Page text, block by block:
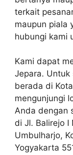
terkait
maupun piala
hubungi kami
Kami dapat
Jepara. Untuk
berada di
mengunjungi
Anda dengan
di Jl. Balirejo I
Umbulharjo,
Yogyakarta